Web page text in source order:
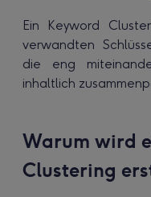
Ein Keyword
verwandten
die eng
inhaltlich
Warum wird
Clustering